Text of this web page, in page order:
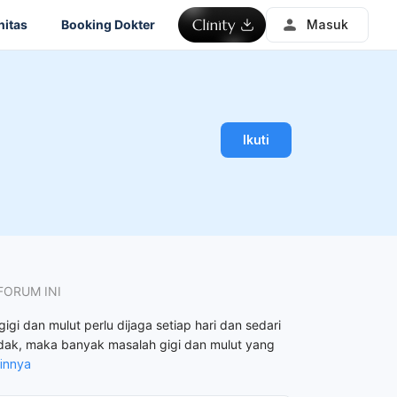
Booking Dokter Masuk
Ikuti
INI
dan mulut perlu dijaga setiap hari dan sedari
maka banyak masalah gigi dan mulut yang